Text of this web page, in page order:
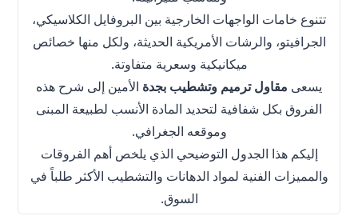
تتنوع خامات الواجهات الخارجية بين البروفايل الكلاسيكي،
الجرافيتو، والرشات الأمريكية الحديثة، ولكل منها خصائص
ميكانيكية وسعرية متفاوتة.
يسعى مقاول ترميم وتشطيب بجدة الأمين إلى شرح هذه
الفروق بكل شفافية لتحديد المادة الأنسب لطبيعة المبنى
وموقعه الجغرافي.
إليكم هذا الجدول التوضيحي الذي يلخص أهم الفروقات
والمميزات الفنية لمواد الدهانات والتشطيب الأكثر طلباً في
السوق.